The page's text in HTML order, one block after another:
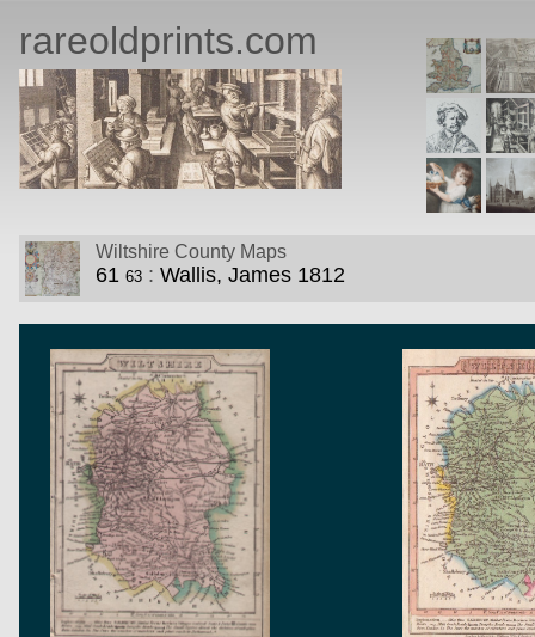
rareoldprints.com
Wiltshire County Maps
61 63 : Wallis, James 1812